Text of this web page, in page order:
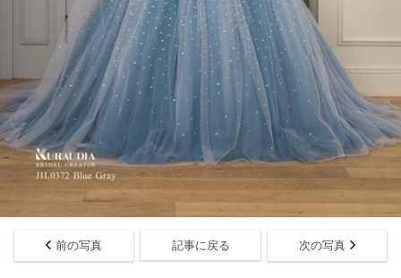
前の写真 記事に戻る 次の写真